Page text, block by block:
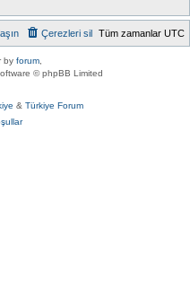
Tüm zamanlar UTC
Çerezleri sil
by forum
© phpBB Limited
& Türkiye Forum